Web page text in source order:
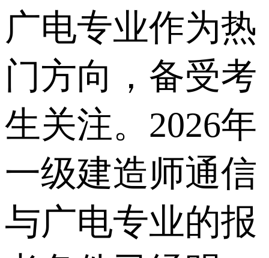
广电专业作为热
门方向，备受考
生关注。2026年
一级建造师通信
与广电专业的报